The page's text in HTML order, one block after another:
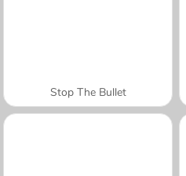
Stop The Bullet